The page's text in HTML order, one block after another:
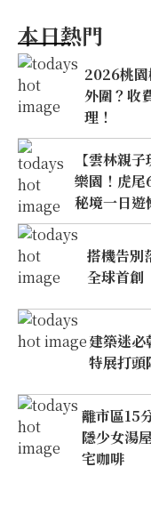
本日熱門
2026桃園
外圍？收
理！
【雲林親
樂園！虎
秘境一日遊
搭機告別
全球首
建築迷
特展打頭
離市區15
隱少女湯
宅咖啡